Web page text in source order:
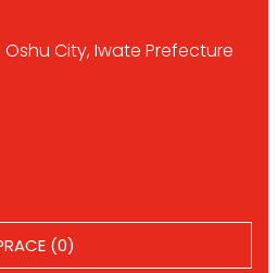
City, Iwate Prefecture
(0)